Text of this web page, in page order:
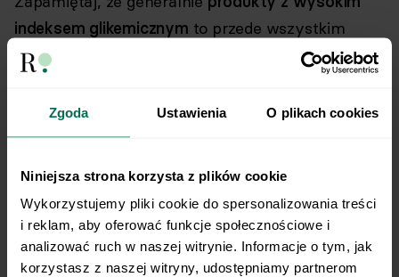
Zgoda Ustawienia O plikach cookies
Niniejsza strona korzysta z plików cookie
Wykorzystujemy pliki cookie do spersonalizowania treści
i reklam, aby oferować funkcje społecznościowe i
analizować ruch w naszej witrynie. Informacje o tym, jak
korzystasz z naszej witryny, udostępniamy partnerom
indeksem glikemicznym to przede wszystkim
pokarmy wysoko przetworzone w tym słodycze i
Produkt Indeks glikemiczny
Chleb pszenny 70